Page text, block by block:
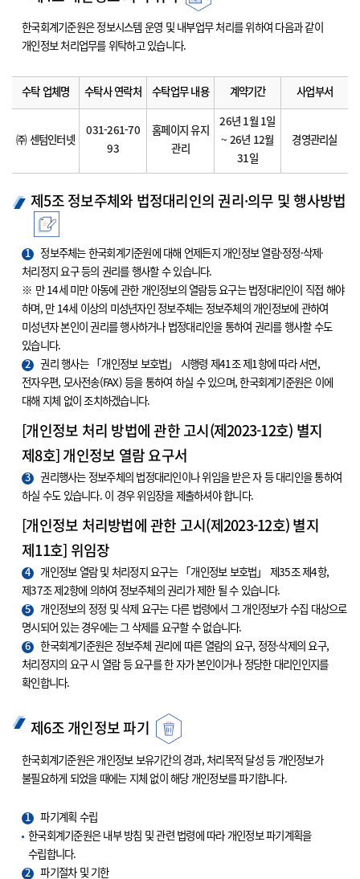
한국회계기준원은 정보시스템 운영 및 내부업무 처리를 위하여 다음과 같이
개인정보 처리업무를 위탁하고 있습니다.
수탁 업체명 수탁사 연락처 수탁업무 내용 계약기간 사업부서
㈜ 센텀인터넷
031-261-70
93
홈페이지 유지
관리
26년 1월 1일
~ 26년 12월
31일
경영관리실
제5조 정보주체와 법정대리인의 권리·의무 및 행사방법
1
정보주체는 한국회계기준원에 대해 언제든지 개인정보 열람·정정·삭제·
처리정지 요구 등의 권리를 행사할 수 있습니다.
※ 만 14세 미만 아동에 관한 개인정보의 열람등 요구는 법정대리인이 직접 해야
하며, 만 14세 이상의 미성년자인 정보주체는 정보주체의 개인정보에 관하여
미성년자 본인이 권리를 행사하거나 법정대리인을 통하여 권리를 행사할 수도
있습니다.
2
권리 행사는 「개인정보 보호법」 시행령 제41조 제1항에 따라 서면,
전자우편, 모사전송(FAX) 등을 통하여 하실 수 있으며, 한국회계기준원은 이에
대해 지체 없이 조치하겠습니다.
[개인정보 처리 방법에 관한 고시(제2023-12호) 별지
제8호] 개인정보 열람 요구서
3
권리행사는 정보주체의 법정대리인이나 위임을 받은 자 등 대리인을 통하여
하실 수도 있습니다. 이 경우 위임장을 제출하셔야 합니다.
[개인정보 처리방법에 관한 고시(제2023-12호) 별지
제11호] 위임장
4
개인정보 열람 및 처리정지 요구는 「개인정보 보호법」 제35조 제4항,
제37조 제2항에 의하여 정보주체의 권리가 제한 될 수 있습니다.
5
개인정보의 정정 및 삭제 요구는 다른 법령에서 그 개인정보가 수집 대상으로
명시되어 있는 경우에는 그 삭제를 요구할 수 없습니다.
6
한국회계기준원은 정보주체 권리에 따른 열람의 요구, 정정·삭제의 요구,
처리정지의 요구 시 열람 등 요구를 한 자가 본인이거나 정당한 대리인인지를
확인합니다.
제6조 개인정보 파기
한국회계기준원은 개인정보 보유기간의 경과, 처리목적 달성 등 개인정보가
불필요하게 되었을 때에는 지체 없이 해당 개인정보를 파기합니다.
1
파기계획 수립
한국회계기준원은 내부 방침 및 관련 법령에 따라 개인정보 파기계획을
수립합니다.
2
파기절차 및 기한